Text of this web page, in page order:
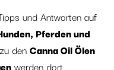
und Antworten auf
Pferden und
denCanna Oil Ölen
werden dort